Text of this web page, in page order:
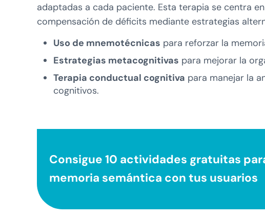
adaptadas a cada paciente. Esta terapia se centra
compensación de déficits mediante estrategias
Uso de mnemotécnicas para reforzar la
Estrategias metacognitivas para mejorar la
Terapia conductual cognitiva para manejar la
cognitivos.
Consigue 10 actividades gratuitas
memoria semántica con tus usuarios